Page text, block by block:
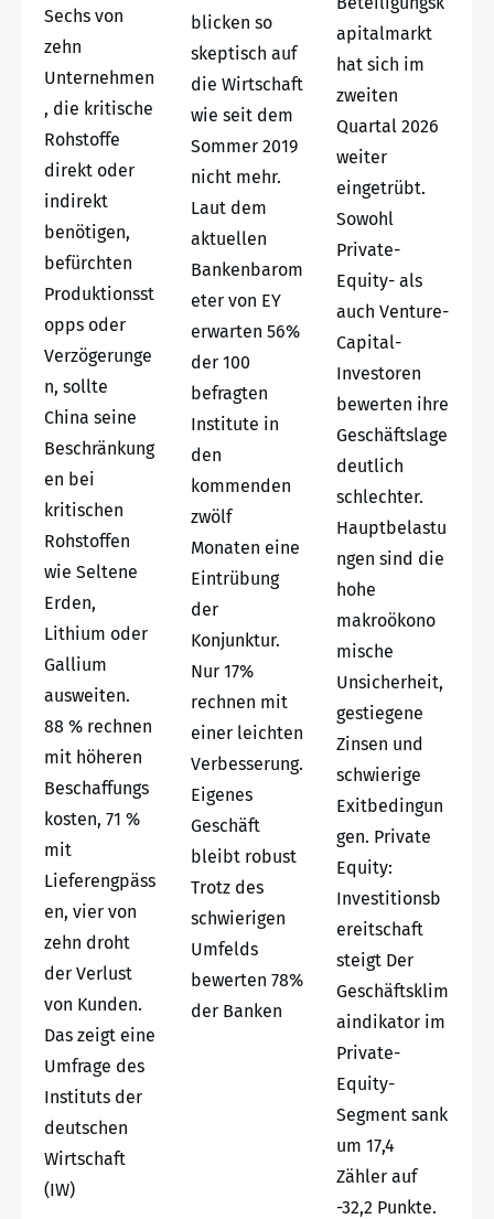
Sechs von
zehn
Unternehmen
, die kritische
Rohstoffe
direkt oder
indirekt
benötigen,
befürchten
Produktionsst
opps oder
Verzögerunge
n, sollte
China seine
Beschränkung
en bei
kritischen
Rohstoffen
wie Seltene
Erden,
Lithium oder
Gallium
ausweiten.
88 % rechnen
mit höheren
Beschaffungs
kosten, 71 %
mit
Lieferengpäss
en, vier von
zehn droht
der Verlust
von Kunden.
Das zeigt eine
Umfrage des
Instituts der
deutschen
Wirtschaft
(IW)
blicken so
skeptisch auf
die Wirtschaft
wie seit dem
Sommer 2019
nicht mehr.
Laut dem
aktuellen
Bankenbarom
eter von EY
erwarten 56%
der 100
befragten
Institute in
den
kommenden
zwölf
Monaten eine
Eintrübung
der
Konjunktur.
Nur 17%
rechnen mit
einer leichten
Verbesserung.
Eigenes
Geschäft
bleibt robust
Trotz des
schwierigen
Umfelds
bewerten 78%
der Banken
apitalmarkt
hat sich im
zweiten
Quartal 2026
weiter
eingetrübt.
Sowohl
Private-
Equity- als
auch Venture-
Capital-
Investoren
bewerten ihre
Geschäftslage
deutlich
schlechter.
Hauptbelastu
ngen sind die
hohe
makroökono
mische
Unsicherheit,
gestiegene
Zinsen und
schwierige
Exitbedingun
gen. Private
Equity:
Investitionsb
ereitschaft
steigt Der
Geschäftsklim
aindikator im
Private-
Equity-
Segment sank
um 17,4
Zähler auf
-32,2 Punkte.